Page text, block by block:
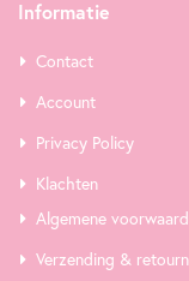
Informatie
Contact
Account
Privacy Policy
Klachten
Algemene
Verzending &